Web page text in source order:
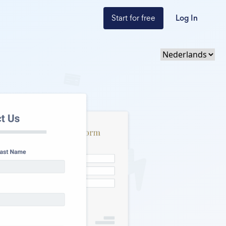
Start for free Log In